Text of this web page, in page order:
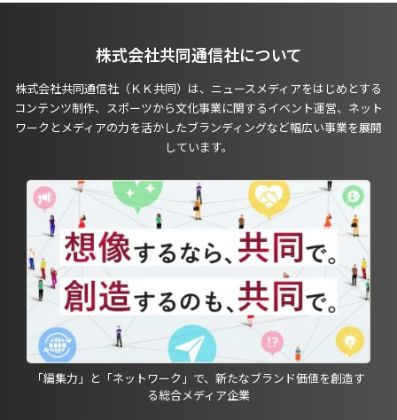
株式会社共同通信社について
株式会社共同通信社（ＫＫ共同）は、ニュースメディアをはじめとする
コンテンツ制作、スポーツから文化事業に関するイベント運営、ネット
ワークとメディアの力を活かしたブランディングなど幅広い事業を展開
しています。
「編集力」と「ネットワーク」で、新たなブランド価値を創造す
る総合メディア企業